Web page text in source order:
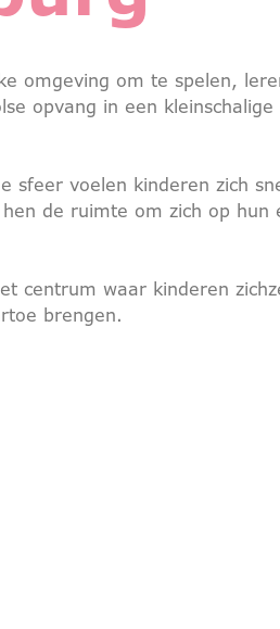
omgeving om te spelen,
opvang in een kleinschalige
sfeer voelen kinderen zich
de ruimte om zich op hun
centrum waar kinderen
brengen.